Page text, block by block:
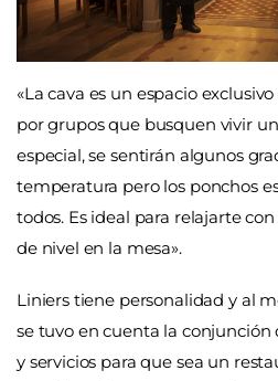
«La cava es un espacio
por grupos que busquen vivir
especial, se sentirán algunos
temperatura pero los ponchos
todos. Es ideal para relajarte
de nivel en la mesa».
Liniers tiene personalidad y al
se tuvo en cuenta la
y servicios para que sea un